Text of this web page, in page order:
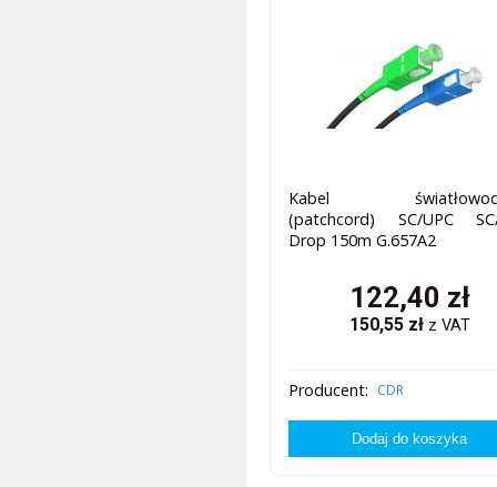
Kabel
(patchcord) SC/UPC SC/
Drop 150m G.657A2
122,40 zł
150,55zł z VAT
Producent: CDR